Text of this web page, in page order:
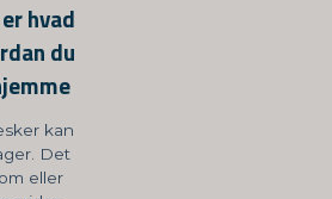
hvad
du
kan
Det
eller